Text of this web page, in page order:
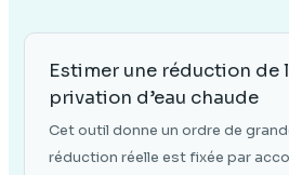
Estimer une réduction de
privation d’eau chaude
Cet outil donne un ordre de
réduction réelle est fixée par